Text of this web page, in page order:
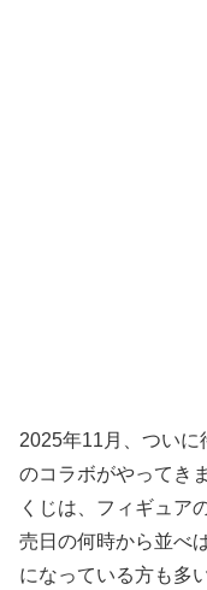
2025年11月、ついに
のコラボがやってき
くじは、フィギュア
売日の何時から並べ
になっている方も多